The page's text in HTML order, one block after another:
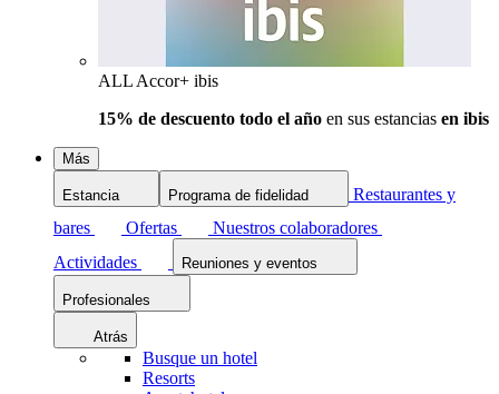
ALL Accor+ ibis
15% de descuento todo el año en sus estancias en ibis
Más
Estancia Programa de fidelidad
Restaurantes y
bares
Ofertas
Nuestros colaboradores
Actividades
Reuniones y eventos
Profesionales
Atrás
Busque un hotel
Resorts